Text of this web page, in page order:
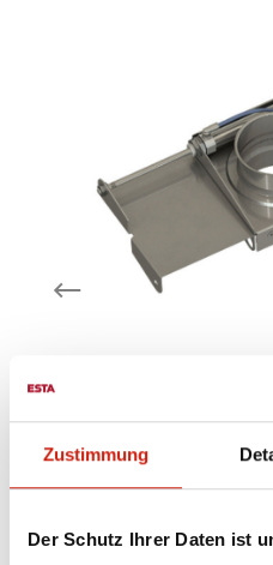
Zustimmung
Der Schutz Ihrer Daten ist
umgekanteten